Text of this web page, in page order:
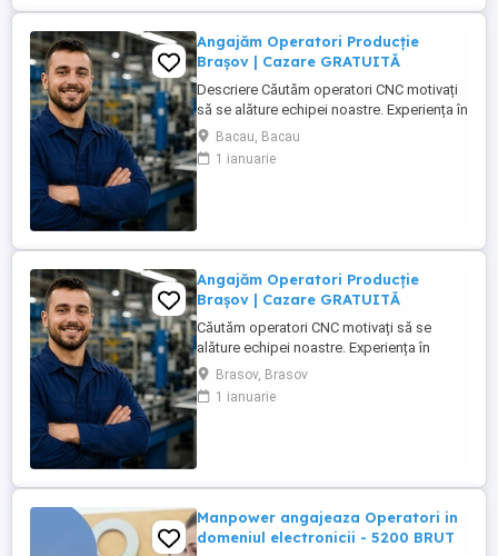
Angajăm Operatori Producție
Brașov | Cazare GRATUITĂ
Descriere Căutăm operatori CNC motivați
să se alăture echipei noastre. Experiența în
domeniu reprezintă un avantaj. Oferim:
Cazare GRATUITĂ în apartamente complet
utilate; Pachet salarial atractiv; Transport
Bacau, Bacau
1 ianuarie
Angajăm Operatori Producție
Brașov | Cazare GRATUITĂ
Căutăm operatori CNC motivați să se
alăture echipei noastre. Experiența în
domeniu reprezintă un avantaj. Oferim:
Cazare GRATUITĂ în apartamente complet
utilate; Pachet salarial atractiv; Transport
Brasov, Brasov
1 ianuarie
Manpower angajeaza Operatori in
domeniul electronicii - 5200 BRUT